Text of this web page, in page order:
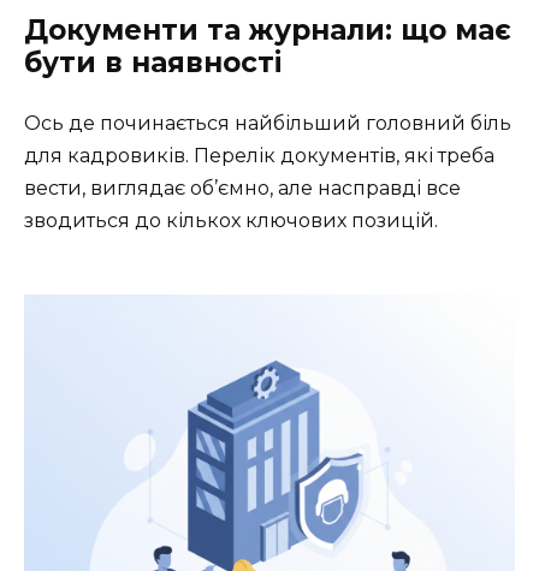
Документи та журнали: що має
бути в наявності
Ось де починається найбільший головний біль
для кадровиків. Перелік документів, які треба
вести, виглядає об’ємно, але насправді все
зводиться до кількох ключових позицій.